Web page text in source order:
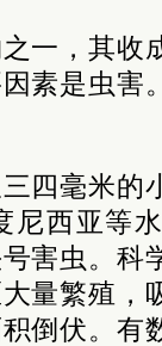
一，其收
素是虫害
四毫米的
尼西亚等
害虫。科
量繁殖，
倒伏。有